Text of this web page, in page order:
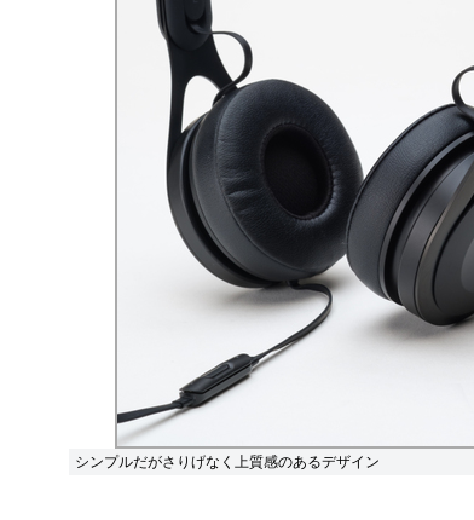
シンプルだがさりげなく上質感のあるデザイン